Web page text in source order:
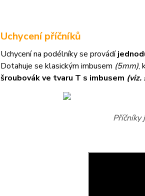
Uchycení příčníků
Uchycení na podélníky se provádí
Dotahuje se klasickým imbusem (5mm),
šroubovák ve tvaru T s imbusem (viz.
Příčníky